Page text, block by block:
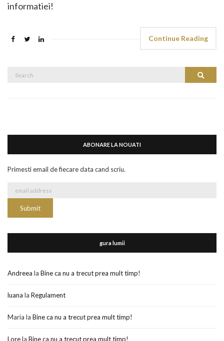
informatiei!
Continue Reading
Search
ABONARE LA NOUATI
Primesti email de fiecare data cand scriu.
gura lumii
Andreea la Bine ca nu a trecut prea mult timp!
luana la Regulament
Maria la Bine ca nu a trecut prea mult timp!
Lorela Bine ca nu a trecut prea mult timp!